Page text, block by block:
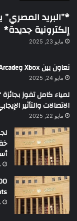
*”البريد
إلكترونية جديدة*
مايو 23, 2025
تعاون بين Xbox وAntstream Arcade
مايو 24, 2025
لمياء كامل تفوز
الاتصالات والتأثير
مايو 22, 2025